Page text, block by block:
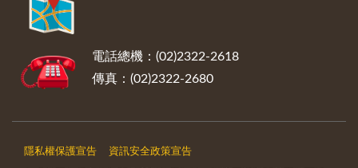
電話總機：(02)2322-2618
傳真：(02)2322-2680
隱私權保護宣告 資訊安全政策宣告